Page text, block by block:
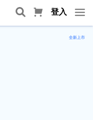
登入
全新上市